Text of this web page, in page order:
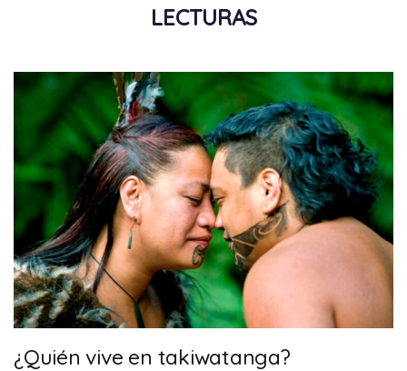
LECTURAS
¿Quién vive en takiwatanga?